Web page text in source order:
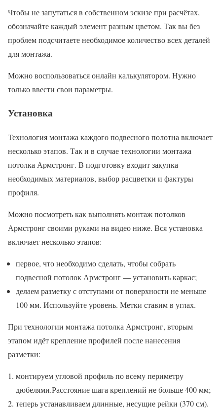
Чтобы не запутаться в собственном эскизе при расчётах,
обозначайте каждый элемент разным цветом. Так вы без
проблем подсчитаете необходимое количество всех деталей
для монтажа.
Можно воспользоваться онлайн калькулятором. Нужно
только ввести свои параметры.
Установка
Технология монтажа каждого подвесного полотна включает
несколько этапов. Так и в случае технологии монтажа
потолка Армстронг. В подготовку входит закупка
необходимых материалов, выбор расцветки и фактуры
профиля.
Можно посмотреть как выполнять монтаж потолков
Армстронг своими руками на видео ниже. Вся установка
включает несколько этапов:
первое, что необходимо сделать, чтобы собрать
подвесной потолок Армстронг — установить каркас;
делаем разметку с отступами от поверхности не меньше
100 мм. Используйте уровень. Метки ставим в углах.
При технологии монтажа потолка Армстронг, вторым
этапом идёт крепление профилей после нанесения
разметки:
монтируем угловой профиль по всему периметру
дюбелями.Расстояние шага креплений не больше 400 мм;
теперь устанавливаем длинные, несущие рейки (370 см).